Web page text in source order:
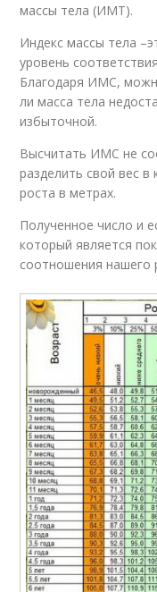
массы тела (ИМТ).
Индекс массы тела
уровень
Благодаря ИМС,
ли масса тела
избыточной.
Высчитать ИМС не
разделить свой вес
роста в метрах.
Полученное число и
который является
соотношения нашего